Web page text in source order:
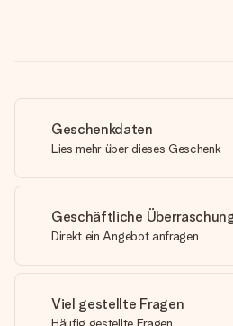
Geschenkdaten
Lies mehr über dieses Geschenk
Geschäftliche
Direkt ein Angebot anfragen
Viel gestellte Fragen